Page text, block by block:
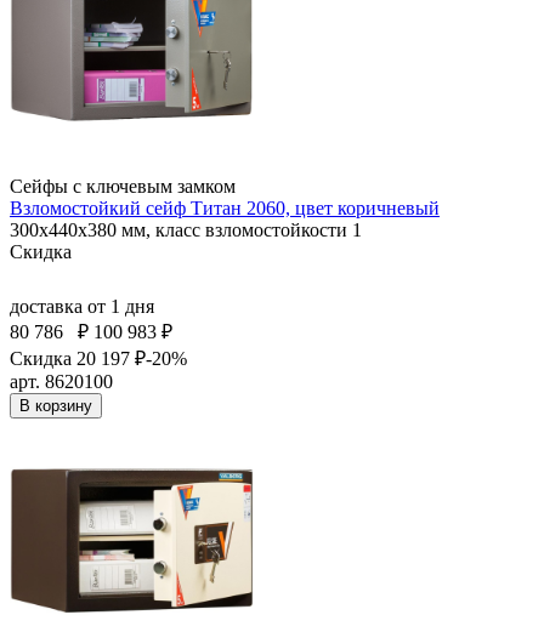
Сейфы с ключевым замком
Взломостойкий сейф Титан 2060, цвет коричневый
300x440x380 мм, класс взломостойкости 1
Скидка
доставка от 1 дня
80 786
₽ 100 983 ₽
Скидка 20 197 ₽-20%
арт. 8620100
В корзину